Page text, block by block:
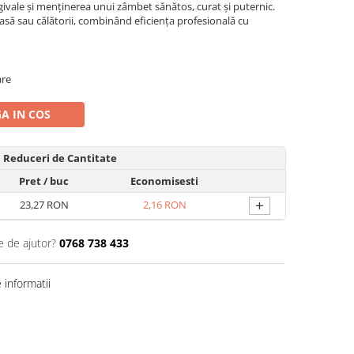
și menținerea unui zâmbet sănătos, curat și puternic.
sau călătorii, combinând eficiența profesională cu
IN COS
Reduceri de Cantitate
Pret/ buc
Economisesti
23,27 RON
2,16 RON +
de ajutor? 0768 738 433
informatii